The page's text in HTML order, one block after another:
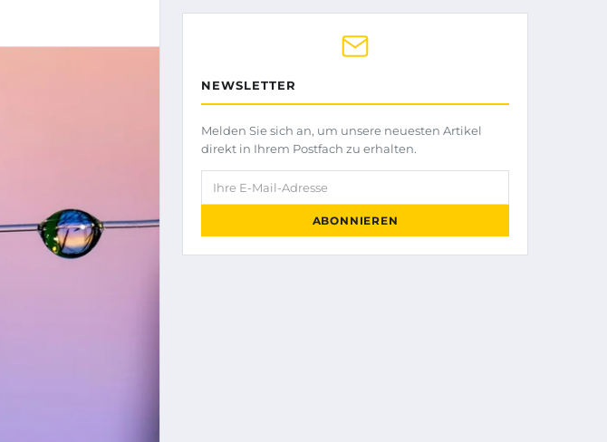
NEWSLETTER
Melden Sie sich an, um unsere neuesten Artikel
direkt in Ihrem Postfach zu erhalten.
Ihre E-Mail-Adresse
ABONNIEREN